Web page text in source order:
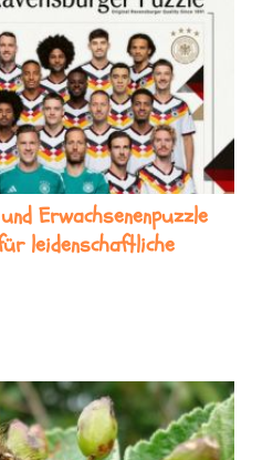
Erwachsenenpuzzle
leidenschaftliche